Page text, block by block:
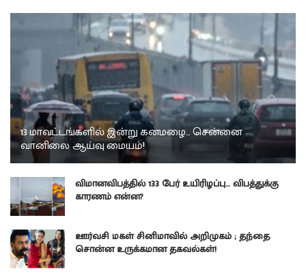
13 மாவட்டங்களில் இன்று கனமழை… சென்னை
வானிலை ஆய்வு மையம்!
விமானவிபத்தில் 133 பேர் உயிரிழப்பு… விபத்துக்கு
காரணம் என்ன?
ஊர்வசி மகள் சினிமாவில் அறிமுகம் ; தந்தை
சொன்ன உருக்கமான தகவல்கள்!